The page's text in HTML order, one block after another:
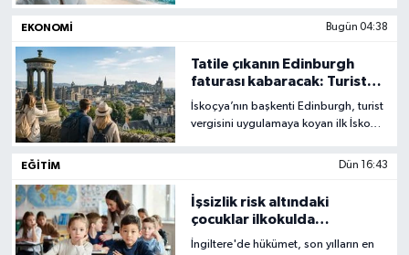
EKONOMİ Bugün 04:38
Tatile çıkanın Edinburgh
faturası kabaracak: Turist
vergisi yürürlükte
İskoçya’nın başkenti Edinburgh, turist
vergisini uygulamaya koyan ilk İskoç
getirildi.
EĞITIM Dün 16:43
İşsizlik risk altındaki
çocuklar ilkokulda
belirlenecek
İngiltere'de hükümet, son yılların en